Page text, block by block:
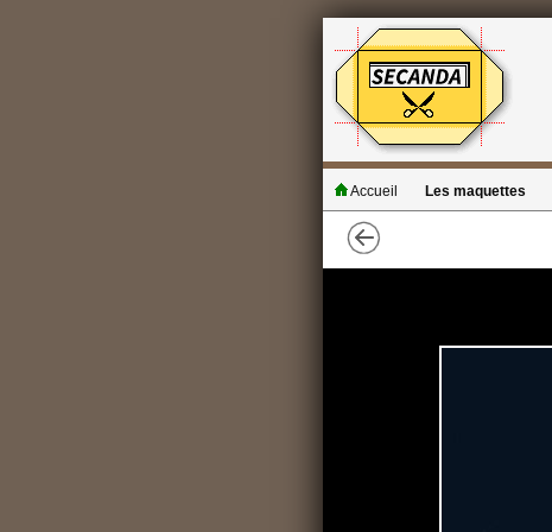
Accueil Les maquettes